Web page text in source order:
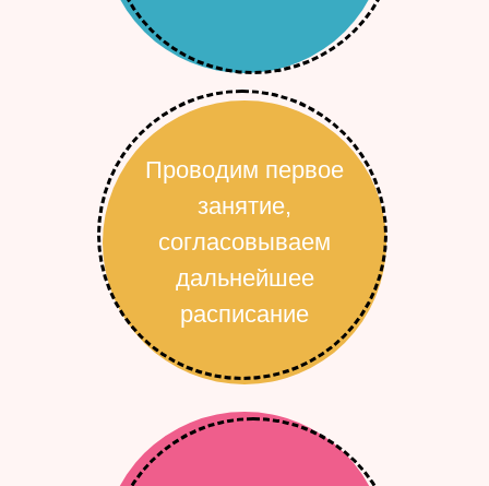
Проводим первое
занятие,
согласовываем
дальнейшее
расписание